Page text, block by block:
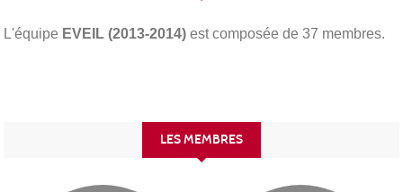
L'équipe EVEIL (2013-2014) est composée de 37 membres.
LES MEMBRES